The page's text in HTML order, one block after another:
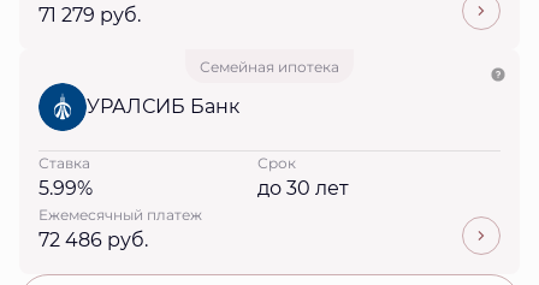
71 279 руб.
Семейная ипотека
УРАЛСИБ Банк
Ставка
5.99%
Срок
до 30 лет
Ежемесячный платеж
72 486 руб.